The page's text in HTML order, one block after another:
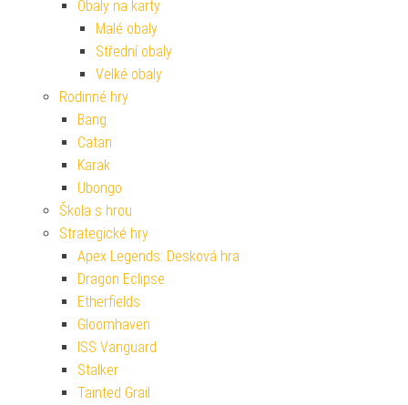
Obaly na karty
Malé obaly
Střední obaly
Velké obaly
Rodinné hry
Bang
Catan
Karak
Ubongo
Škola s hrou
Strategické hry
Apex Legends: Desková hra
Dragon Eclipse
Etherfields
Gloomhaven
ISS Vanguard
Stalker
Tainted Grail